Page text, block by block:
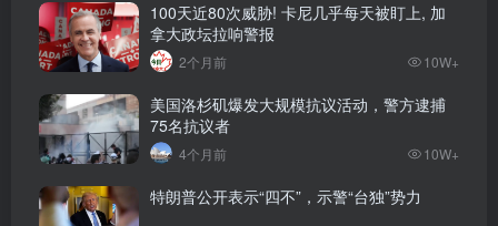
100天近80次威胁! 卡尼几乎每天被盯上, 加
拿大政坛拉响警报
2个月前 10W+
美国洛杉矶爆发大规模抗议活动，警方逮捕
75名抗议者
4个月前 10W+
特朗普公开表示“四不”，示警“台独”势力